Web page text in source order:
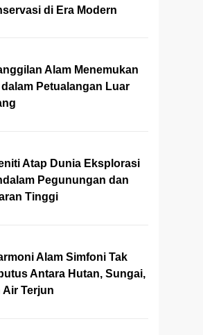
di Era Modern
Alam Menemukan
dalam Petualangan Luar
Atap Dunia Eksplorasi
Pegunungan dan
Tinggi
Alam Simfoni Tak
Antara Hutan, Sungai,
Air Terjun